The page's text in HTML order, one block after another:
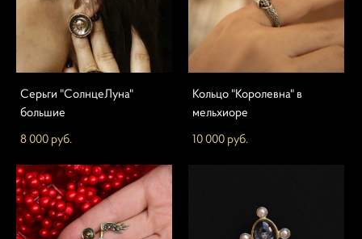
Серьги "СолнцеЛуна"
большие
8 000 pуб.
Кольцо "Королевна" в
мельхиоре
10 000 pуб.